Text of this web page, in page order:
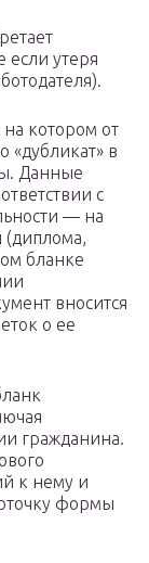
если утеря
котором от
«дубликат» в
Данные
с
— на
(диплома,
бланке
вносится
о ее
гражданина.
к нему и
формы